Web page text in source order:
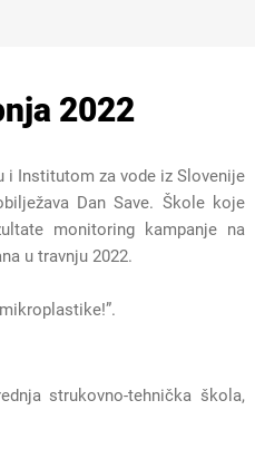
2022
Institutom za vode iz Slovenije
Dan Save. Škole koje
monitoring kampanje na
u travnju 2022.
strukovno-tehnička škola,